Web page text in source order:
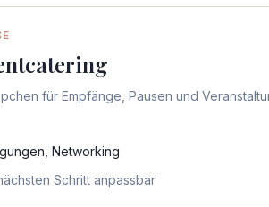
für Empfänge, Pausen und
Networking
Schritt anpassbar